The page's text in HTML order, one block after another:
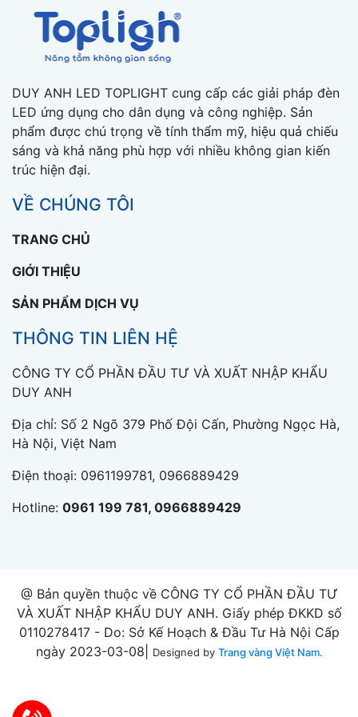
DUY ANH LED TOPLIGHT cung cấp các giải pháp đèn
LED ứng dụng cho dân dụng và công nghiệp. Sản
phẩm được chú trọng về tính thẩm mỹ, hiệu quả chiếu
sáng và khả năng phù hợp với nhiều không gian kiến
trúc hiện đại.
VỀ CHÚNG TÔI
TRANG CHỦ
GIỚI THIỆU
SẢN PHẨM DỊCH VỤ
THÔNG TIN LIÊN HỆ
CÔNG TY CỔ PHẦN ĐẦU TƯ VÀ XUẤT NHẬP KHẨU
DUY ANH
Địa chỉ: Số 2 Ngõ 379 Phố Đội Cấn, Phường Ngọc Hà,
Hà Nội, Việt Nam
Điện thoại: 0961199781, 0966889429
Hotline: 0961 199 781, 0966889429
@ Bản quyền thuộc về CÔNG TY CỔ PHẦN ĐẦU TƯ
VÀ XUẤT NHẬP KHẨU DUY ANH. Giấy phép ĐKKD số
0110278417 - Do: Sở Kế Hoạch & Đầu Tư Hà Nội Cấp
ngày 2023-03-08|
Designed by Trang vàng Việt Nam.